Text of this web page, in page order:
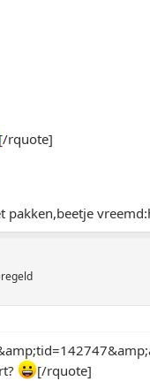
[/rquote]
pakken,beetje
[/rquote]